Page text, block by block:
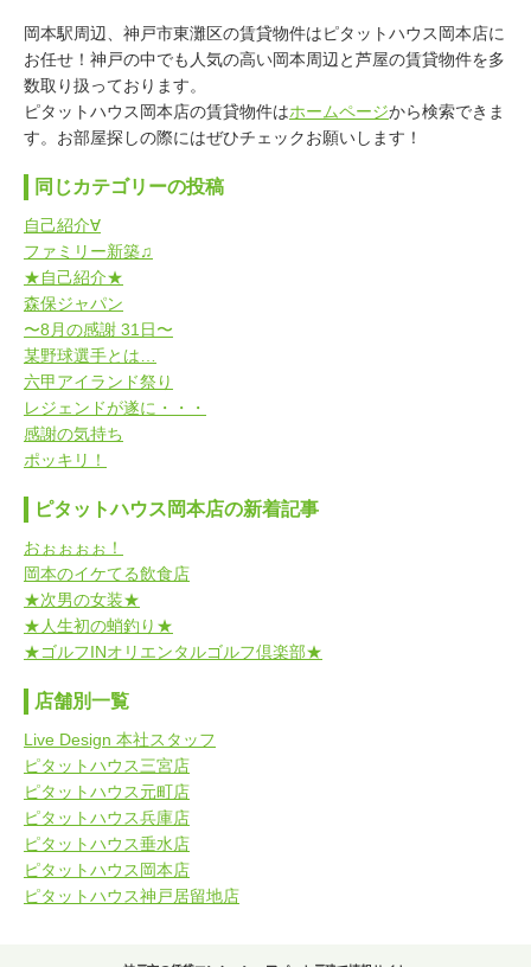
岡本駅周辺、神戸市東灘区の賃貸物件はピタットハウス岡本店に
お任せ！神戸の中でも人気の高い岡本周辺と芦屋の賃貸物件を多
数取り扱っております。
ピタットハウス岡本店の賃貸物件はホームページから検索できま
す。お部屋探しの際にはぜひチェックお願いします！
同じカテゴリーの投稿
自己紹介∀
ファミリー新築♫
★自己紹介★
森保ジャパン
〜8月の感謝 31日〜
某野球選手とは…
六甲アイランド祭り
レジェンドが遂に・・・
感謝の気持ち
ポッキリ！
ピタットハウス岡本店の新着記事
おぉぉぉぉ！
岡本のイケてる飲食店
★次男の女装★
★人生初の蛸釣り★
★ゴルフINオリエンタルゴルフ倶楽部★
店舗別一覧
Live Design 本社スタッフ
ピタットハウス三宮店
ピタットハウス元町店
ピタットハウス兵庫店
ピタットハウス垂水店
ピタットハウス岡本店
ピタットハウス神戸居留地店